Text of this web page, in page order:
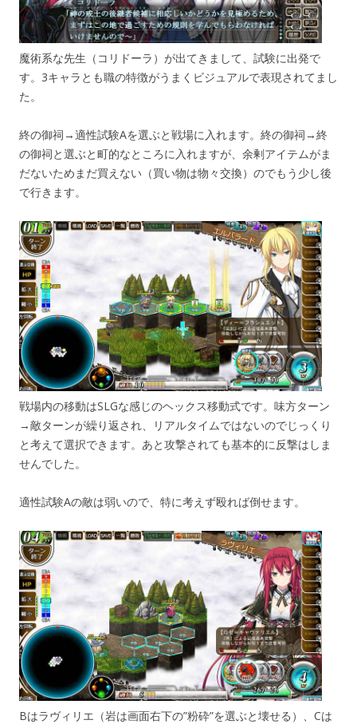
魔術系な先生（コリドーラ）が出てきまして、試験に出発で
す。3キャラとも職の特徴がうまくビジュアルで表現されてまし
た。
終の御祠→適性試験Aを選ぶと戦場に入れます。終の御祠→終
の御祠と選ぶと町的なところに入れますが、余剰アイテムがま
だないためまだ買えない（買い物は物々交換）のでもう少し後
で行きます。
戦場内の移動はSLGな感じのヘックス移動式です。味方ターン
→敵ターンが繰り返され、リアルタイムではないのでじっくり
と考えて選択できます。あと攻撃されても基本的に反撃はしま
せんでした。
適性試験Aの敵は弱いので、特に考えず殴れば倒せます。
Bはラヴィリエ（岩は画面右下の”粉砕”を選ぶと壊せる）、Cは